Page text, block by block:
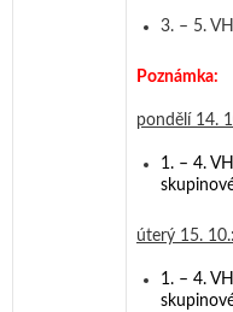
3. – 5.
Poznámka:
pondělí 14.
1. – 4.
úterý 15. 10.:
1. – 4.